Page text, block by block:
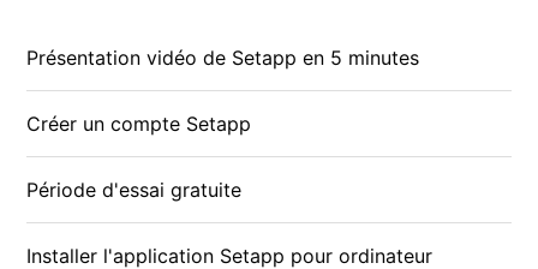
Présentation vidéo de Setapp en 5 minutes
Créer un compte Setapp
Période d'essai gratuite
Installer l'application Setapp pour ordinateur